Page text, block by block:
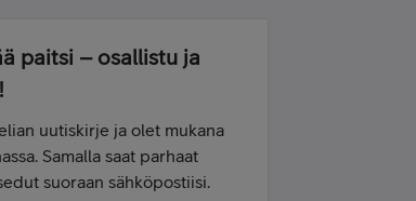
paitsi – osallistu ja
uutiskirje ja olet mukana
Samalla saat parhaat
suoraan sähköpostiisi.